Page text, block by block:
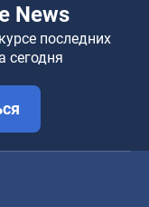
News
последних
сегодня